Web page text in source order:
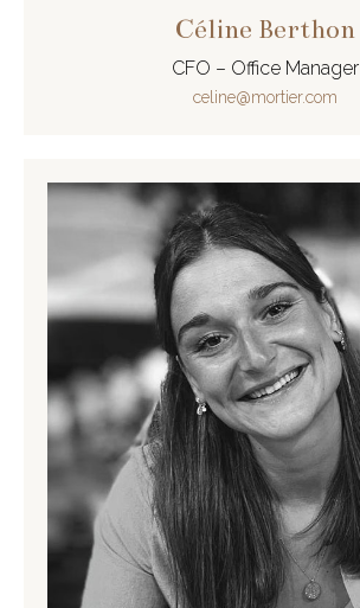
Céline Berthon
CFO – Office Manager
celine@mortier.com